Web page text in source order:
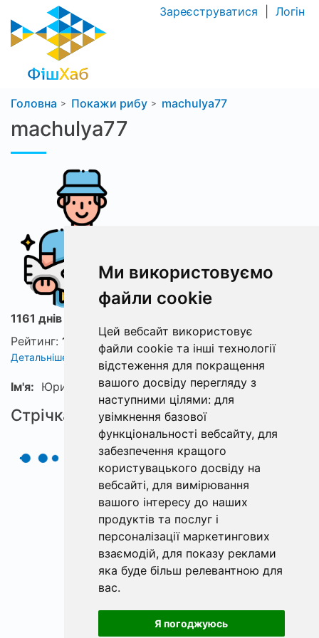
Ми використовуємо
файли cookie
Цей вебсайт використовує
файли cookie та інші технології
відстеження для покращення
вашого досвіду перегляду з
наступними цілями: для
увімкнення базової
функціональності вебсайту, для
забезпечення кращого
користувацького досвіду на
вебсайті, для вимірювання
вашого інтересу до наших
продуктів та послуг і
персоналізації маркетингових
взаємодій, для показу реклами
яка буде більш релевантною для
вас.
Я погоджуюсь
Зареєструватися Логін
Головна Покажи рибу machulya77
machulya77
1161 днів з ФішХаб
Рейтинг: 1
Детальніше про рейтинг
Ім'я: Юрий
Стрічка